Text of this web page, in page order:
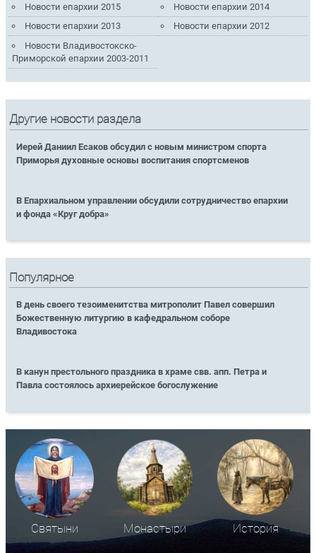
Новости епархии 2015
Новости епархии 2014
Новости епархии 2013
Новости епархии 2012
Новости Владивостокско-
Приморской епархии 2003-2011
Другие новости раздела
Иерей Даниил Есаков обсудил с новым министром спорта
Приморья духовные основы воспитания спортсменов
В Епархиальном управлении обсудили сотрудничество епархии
и фонда «Круг добра»
Популярное
В день своего тезоименитства митрополит Павел совершил
Божественную литургию в кафедральном соборе
Владивостока
В канун престольного праздника в храме свв. апп. Петра и
Павла состоялось архиерейское богослужение
Святыни Монастыри История